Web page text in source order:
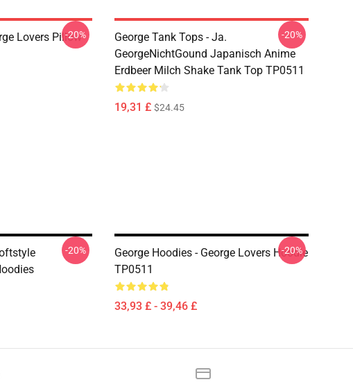
Lovers Pillow
-20%
George Tank Tops - Ja.
GeorgeNichtGound Japanisch Anime
Erdbeer Milch Shake Tank Top TP0511
19,31 £ $24.45
-20%
-20%
George Hoodies - George Lovers Hoodie
TP0511
33,93 £ - 39,46 £
-20%